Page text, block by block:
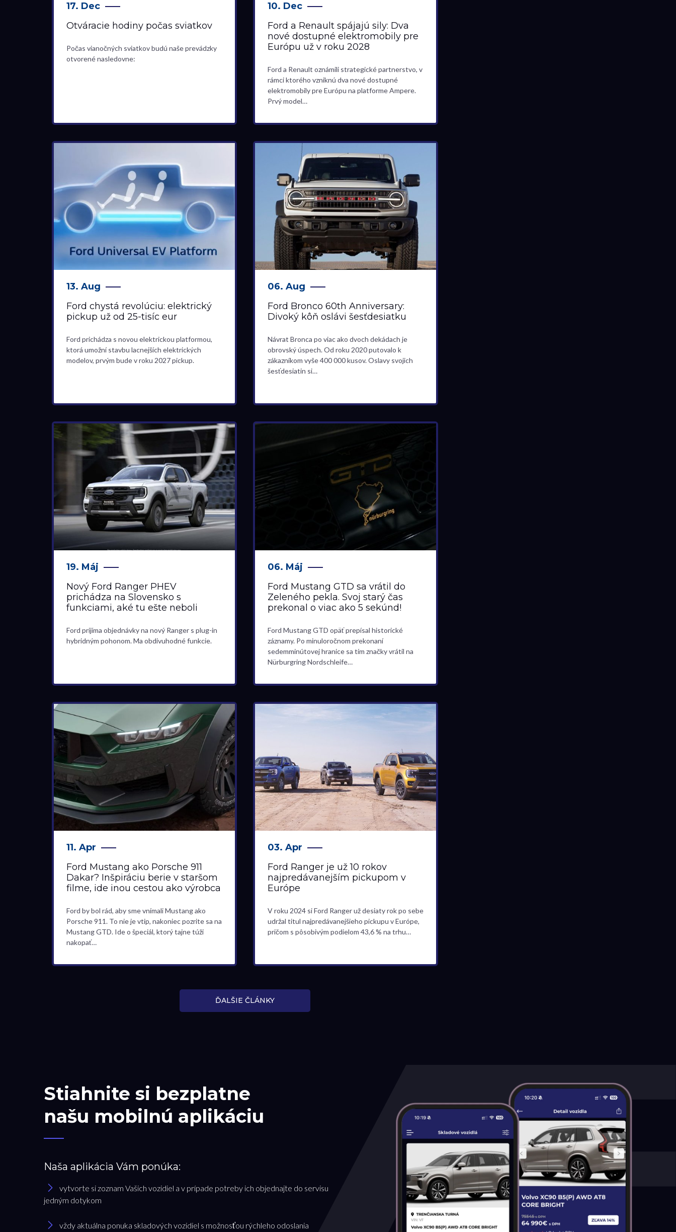
17. Dec
Otváracie hodiny počas sviatkov
Počas vianočných sviatkov budú naše prevádzky
otvorené nasledovne:
10. Dec
Ford a Renault spájajú sily: Dva
nové dostupné elektromobily pre
Európu už v roku 2028
Ford a Renault oznámili strategické partnerstvo, v
rámci ktorého vzniknú dva nové dostupné
elektromobily pre Európu na platforme Ampere.
Prvý model…
13. Aug
Ford chystá revolúciu: elektrický
pickup už od 25-tisíc eur
Ford prichádza s novou elektrickou platformou,
ktorá umožní stavbu lacnejších elektrických
modelov, prvým bude v roku 2027 pickup.
06. Aug
Ford Bronco 60th Anniversary:
Divoký kôň oslávi šesťdesiatku
Návrat Bronca po viac ako dvoch dekádach je
obrovský úspech. Od roku 2020 putovalo k
zákazníkom vyše 400 000 kusov. Oslavy svojich
šesťdesiatin si…
19. Máj
Nový Ford Ranger PHEV
prichádza na Slovensko s
funkciami, aké tu ešte neboli
Ford prijíma objednávky na nový Ranger s plug-in
hybridným pohonom. Ma obdivuhodné funkcie.
06. Máj
Ford Mustang GTD sa vrátil do
Zeleného pekla. Svoj starý čas
prekonal o viac ako 5 sekúnd!
Ford Mustang GTD opäť prepísal historické
záznamy. Po minuloročnom prekonaní
sedemminútovej hranice sa tím značky vrátil na
Nürburgring Nordschleife…
11. Apr
Ford Mustang ako Porsche 911
Dakar? Inšpiráciu berie v staršom
filme, ide inou cestou ako výrobca
Ford by bol rád, aby sme vnímali Mustang ako
Porsche 911. To nie je vtip, nakoniec pozrite sa na
Mustang GTD. Ide o špeciál, ktorý tajne túži
nakopať…
03. Apr
Ford Ranger je už 10 rokov
najpredávanejším pickupom v
Európe
V roku 2024 si Ford Ranger už desiaty rok po sebe
udržal titul najpredávanejšieho pickupu v Európe,
pričom s pôsobivým podielom 43,6 % na trhu…
ĎALŠIE ČLÁNKY
Stiahnite si bezplatne
našu mobilnú aplikáciu
Naša aplikácia Vám ponúka:
vytvorte si zoznam Vašich vozidiel a v prípade potreby ich objednajte do servisu
jedným dotykom
vždy aktuálna ponuka skladových vozidiel s možnosťou rýchleho odoslania